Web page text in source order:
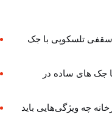
تلسکوپی با جک
جک های ساده در
چه ویژگی‌هایی باید